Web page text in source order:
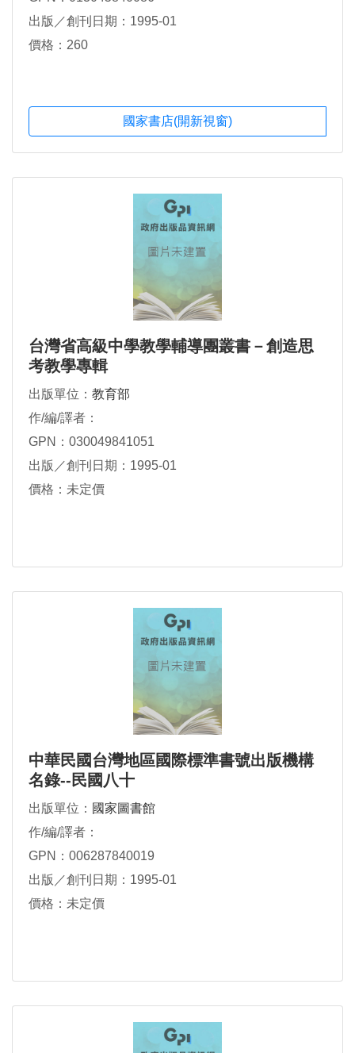
出版／創刊日期：1995-01
價格：260
國家書店(開新視窗)
台灣省高級中學教學輔導團叢書－創造思
考教學專輯
出版單位： 教育部
作/編/譯者：
GPN：030049841051
出版／創刊日期：1995-01
價格：未定價
中華民國台灣地區國際標準書號出版機構
名錄--民國八十
出版單位： 國家圖書館
作/編/譯者：
GPN：006287840019
出版／創刊日期：1995-01
價格：未定價